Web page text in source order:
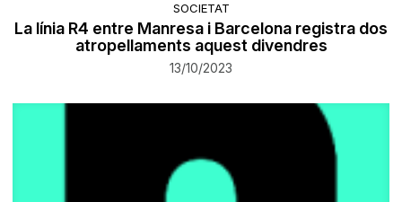
SOCIETAT
La línia R4 entre Manresa i Barcelona registra dos
atropellaments aquest divendres
13/10/2023